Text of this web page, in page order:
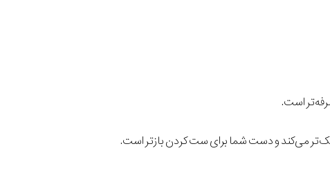
است.
می‌کند و دست شما برای ست کردن باز‌تر است.